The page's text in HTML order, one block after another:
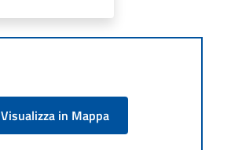
Visualizza in Mappa